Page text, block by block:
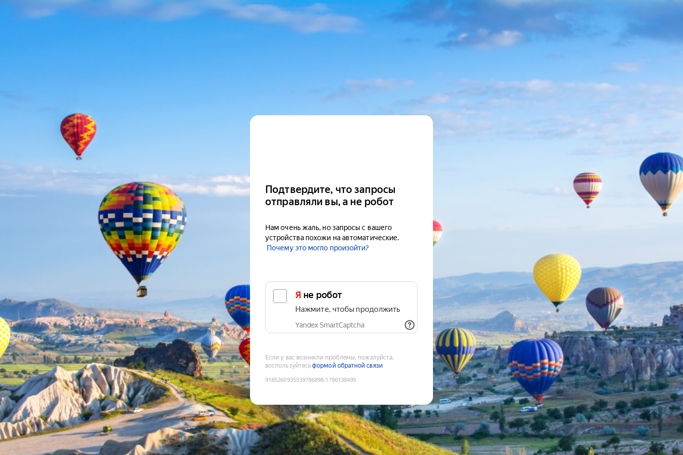
Подтвердите, что запросы
отправляли вы, а не робот
Нам очень жаль, но запросы с вашего
устройства похожи на автоматические.
Почему это могло произойти?
Я не робот
Нажмите, чтобы продолжить
Yandex SmartCaptcha
Если у вас возникли проблемы, пожалуйста,
воспользуйтесьформой обратной связи
9185260935539786898:1786138495